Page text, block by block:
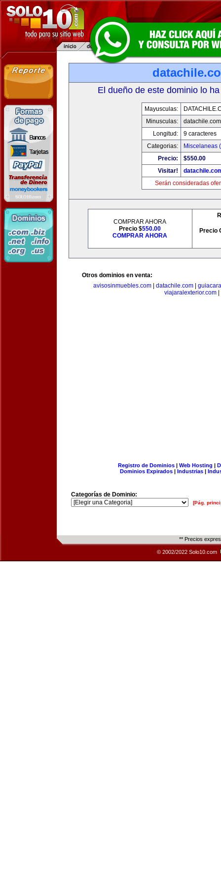
El dueño de este dominio lo
Mayusculas:
Minusculas:
datachile.com
Longitud:
9 caracteres
Categorias:
Miscelaneas
Precio:
$550.00
Visitar!
Serán consideradas
COMPRAR AHORA
Precio $550.00
COMPRAR AHORA
Precio
Otros dominios en venta:
avisosinmuebles.com
datachile.com
viajaralexterior.com
Registro de Dominios| Web Hosting |
Dominios Expirados | Industrias |
Categorías de Dominio:
[Pág.
** Precios
© 2002/2022 Solo10.com